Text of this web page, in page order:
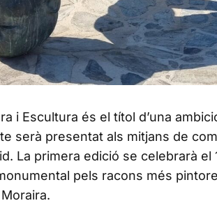
i Escultura és el títol d’una
serà presentat als mitjans de
La primera edició se celebrarà el
pels racons més